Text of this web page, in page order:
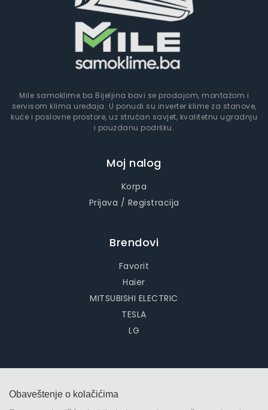
Mile samoklime.ba Bijeljina bavi se prodajom, montažom i
servisom klima uređaja. U ponudi su inverter klime za stanove,
kuće i poslovne prostore, uz stručan savjet, kvalitetnu ugradnju
i pouzdanu podršku.
Moj nalog
Korpa
Prijava / Registracija
Brendovi
Favorit
Haier
MITSUBISHI ELECTRIC
TESLA
LG
Obaveštenje o kolačićima